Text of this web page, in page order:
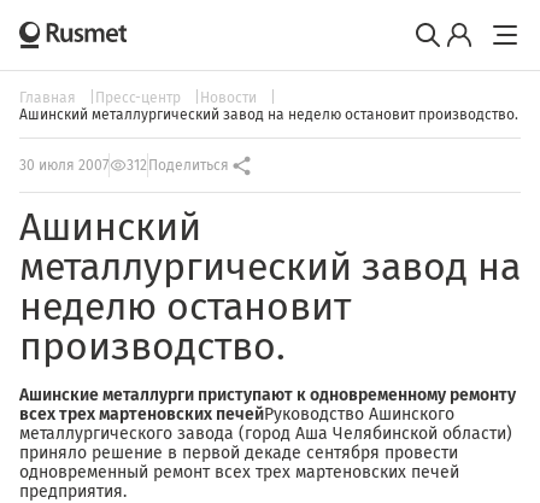
Главная Пресс-центр
Новости
Ашинский металлургический завод на неделю остановит производство.
30 июля 2007 312 Поделиться
Ашинский
металлургический завод на
неделю остановит
производство.
Ашинские металлурги приступают к одновременному ремонту
всех трех мартеновских печейРуководство Ашинского
металлургического завода (город Аша Челябинской области)
приняло решение в первой декаде сентября провести
одновременный ремонт всех трех мартеновских печей
предприятия.